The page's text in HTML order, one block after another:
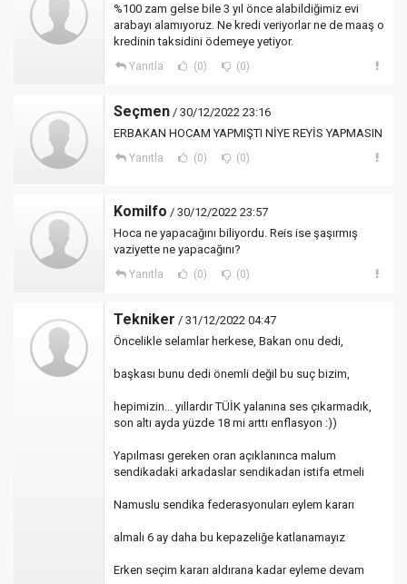
%100 zam gelse bile 3 yıl önce alabildiğimiz evi
arabayı alamıyoruz. Ne kredi veriyorlar ne de maaş o
kredinin taksidini ödemeye yetiyor.
Yanıtla (0) (0)
Seçmen / 30/12/2022 23:16
ERBAKAN HOCAM YAPMIŞTI NİYE REYİS YAPMASIN
Yanıtla (0) (0)
Komilfo / 30/12/2022 23:57
Hoca ne yapacağını biliyordu. Reis ise şaşırmış
vaziyette ne yapacağını?
Yanıtla (0) (0)
Tekniker / 31/12/2022 04:47
Öncelikle selamlar herkese, Bakan onu dedi,
başkası bunu dedi önemli değil bu suç bizim,
hepimizin... yıllardır TÜİK yalanına ses çıkarmadık,
son altı ayda yüzde 18 mi arttı enflasyon :))
Yapılması gereken oran açıklanınca malum
sendikadaki arkadaslar sendikadan istifa etmeli
Namuslu sendika federasyonuları eylem kararı
almalı 6 ay daha bu kepazeliğe katlanamayız
Erken seçim kararı aldırana kadar eyleme devam